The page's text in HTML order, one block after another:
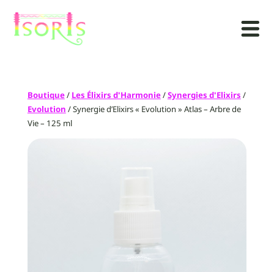
Boutique/ Les Élixirs d'Harmonie/Synergies d'Elixirs /
Evolution / Synergie d’Elixirs « Evolution » Atlas – Arbre de
Vie – 125 ml